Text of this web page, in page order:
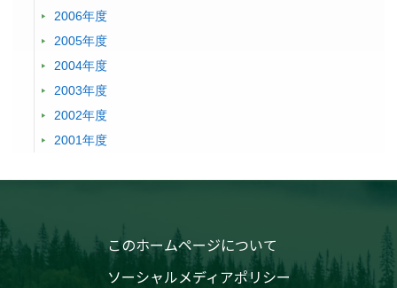
2006年度
2005年度
2004年度
2003年度
2002年度
2001年度
このホームページについて
ソーシャルメディアポリシー